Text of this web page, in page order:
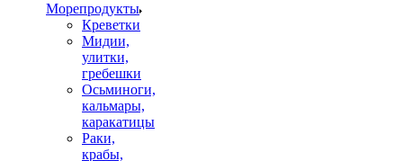
Морепродукты
Креветки
Мидии,
улитки,
гребешки
Осьминоги,
кальмары,
каракатицы
Раки,
крабы,